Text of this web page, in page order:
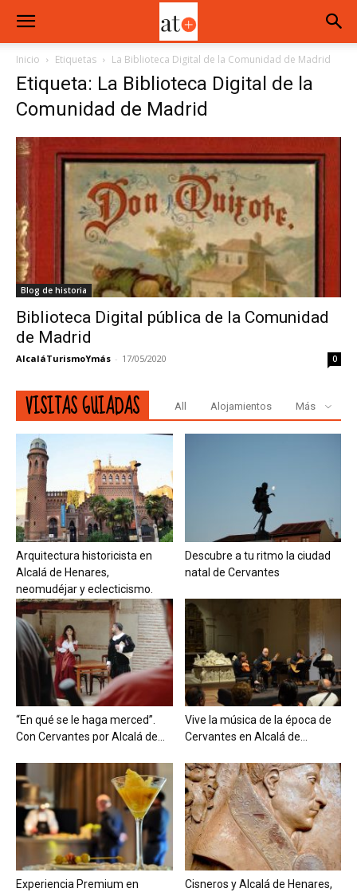
Inicio Etiquetas La Biblioteca Digital de la Comunidad de Madrid
Etiqueta: La Biblioteca Digital de la
Comunidad de Madrid
Blog de historia
Biblioteca Digital pública de la Comunidad
de Madrid
AlcaláTurismoYmás - 17/05/2020 0
VISITAS GUIADAS All Alojamientos Más
Arquitectura historicista en
Alcalá de Henares,
neomudéjar y eclecticismo.
Descubre a tu ritmo la ciudad
natal de Cervantes
“En qué se le haga merced”.
Con Cervantes por Alcalá de...
Vive la música de la época de
Cervantes en Alcalá de...
Experiencia Premium en
Cisneros y Alcalá de Henares,